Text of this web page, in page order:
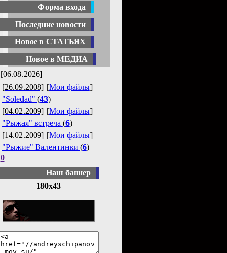
Форма входа
Последние новости
Новое в СТАТЬЯХ
Новое в МЕДИА
[06.08.2026]
[26.09.2008] [Мои файлы]
"Soledad" (43)
[04.02.2009] [Мои файлы]
"Рыжая" встреча (6)
[14.02.2009] [Мои файлы]
"Рыжие" Валентинки (6)
0
Наш баннер
180x43